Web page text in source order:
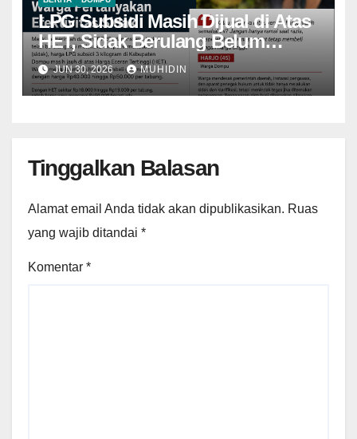
LPG Subsidi Masih Dijual di Atas
HET, Sidak Berulang Belum
Mampu Menekan Harga
JUN 30, 2026 MUHIDIN
Tinggalkan Balasan
Alamat email Anda tidak akan dipublikasikan. Ruas
yang wajib ditandai *
Komentar *